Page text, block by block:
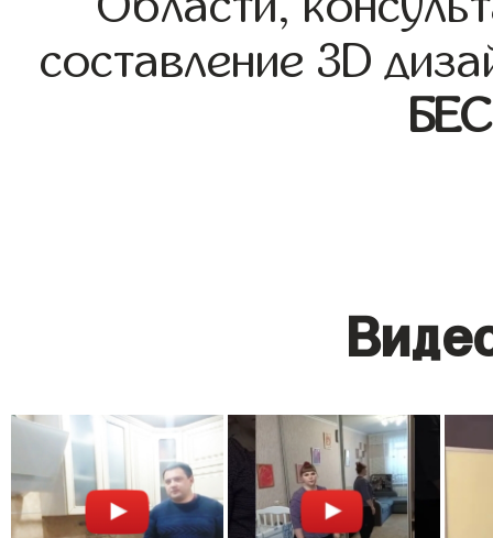
составление 3D